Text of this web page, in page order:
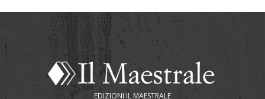
EDIZIONI IL MAESTRALE